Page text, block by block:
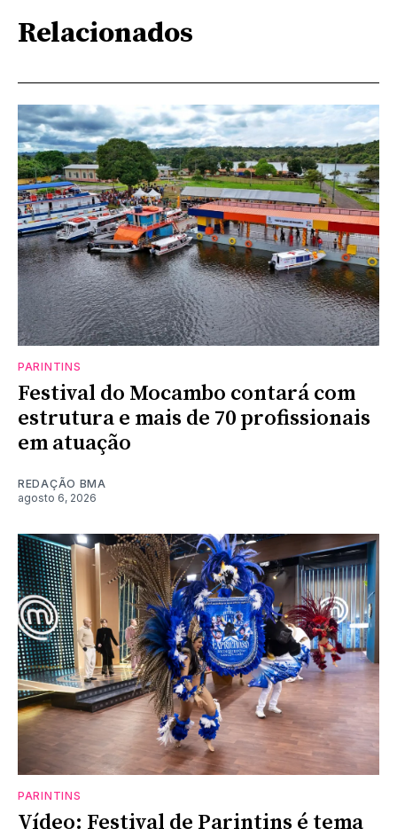
Relacionados
PARINTINS
Festival do Mocambo contará com
estrutura e mais de 70 profissionais
em atuação
REDAÇÃO BMA
agosto 6, 2026
PARINTINS
Vídeo: Festival de Parintins é tema